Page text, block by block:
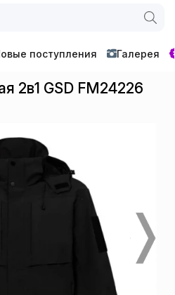
поступления Галерея
2в1 GSD FM24226